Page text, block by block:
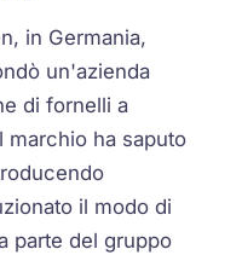
in Germania,
un'azienda
di fornelli a
marchio ha saputo
il modo di
parte del gruppo